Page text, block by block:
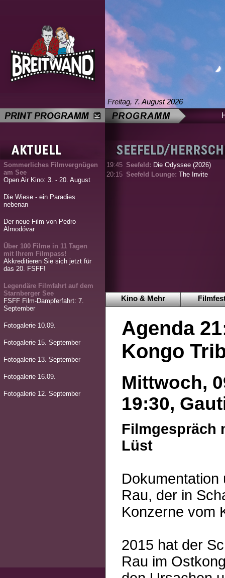
Freitag, 7. August 2026
Sommerliches Filmvergnügen
am See
Open Air Kino: 3. - 20. August
Die Wiese - ein Paradies
nebenan
Der neue Film von Pedro
Almodóvar
Über 100 Filme in 11 Tagen
mit Ihrem Filmpass!
Akkreditieren Sie sich jetzt für
das 20. FSFF!
Legendäre Filmfahrt auf dem
Starnberger See
FSFF Film-Dampferfahrt: 7.
September
Fotogalerie 10.09.
Fotogalerie 15. September
Fotogalerie 13. September
Fotogalerie 16.09.
Fotogalerie 12. September
19:45 Seefeld: Die Odyssee (2026)
20:15 Seefeld Lounge: The Invite
Kino & Mehr
Agenda
Kongo
Mittwoch,
19:30,
Filmgespräch
Lüst
Rau, der in
Konzerne vom
2015 hat der
Rau im